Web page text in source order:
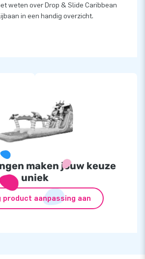
weten over Drop & Slide Caribbean
in een handig overzicht.
maken jouw keuze
uniek
product aanpassing aan